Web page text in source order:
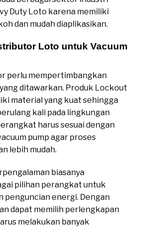
Duty Loto karena memiliki
dan mudah diaplikasikan.
Loto untuk Vacuum
perlu mempertimbangkan
ditawarkan. Produk Lockout
material yang kuat sehingga
kali pada lingkungan
harus sesuai dengan
pump agar proses
lebih mudah.
biasanya
pilihan perangkat untuk
penguncian energi. Dengan
dapat memilih perlengkapan
melakukan banyak